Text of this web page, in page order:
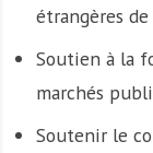
étrangères
Soutien à la
marchés
Soutenir le